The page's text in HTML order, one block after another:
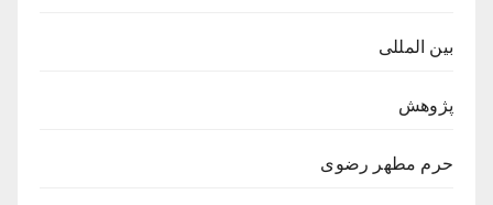
بین المللی
پژوهش
حرم مطهر رضوی